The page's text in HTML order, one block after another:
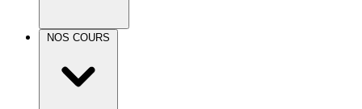
NOS COURS